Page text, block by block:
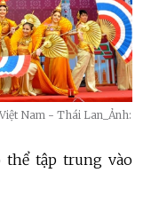
Nam - Thái Lan_Ảnh:
thể tập trung vào